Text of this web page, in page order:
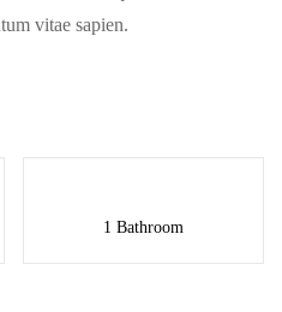
vitae sapien.
1 Bathroom